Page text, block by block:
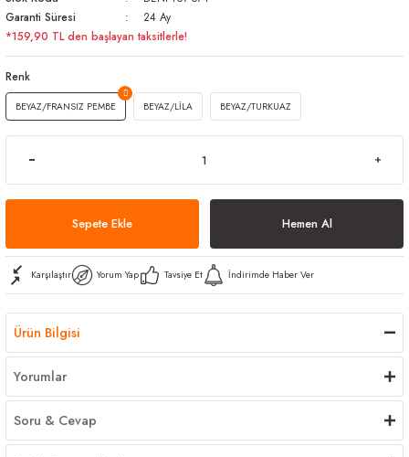
Bezler
Garanti Süresi
24 Ay
*159,90 TL den başlayan taksitlerle!
Renk
BEYAZ/FRANSIZ PEMBE BEYAZ/LİLA BEYAZ/TURKUAZ
Sepete Ekle Hemen Al
Karşılaştır Yorum Yap Tavsiye Et İndirimde Haber Ver
Ürün Bilgisi
Yorumlar
Soru & Cevap